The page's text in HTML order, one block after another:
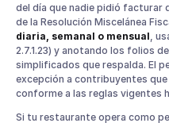
del día que nadie pidió facturar
de la Resolución Miscelánea
diaria, semanal o mensual ,
2.7.1.23) y anotando los folios
simplificados que respalda. El
excepción a contribuyentes
conforme a las reglas vigentes
Si tu restaurante opera como